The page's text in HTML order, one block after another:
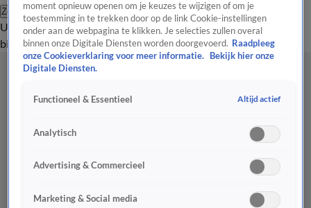
Zoeken
UitzendingenVandaag InsideDe OranjezomerShopUitzending
bijwonen
moment opnieuw openen om je keuzes te wijzigen of om je
toestemming in te trekken door op de link Cookie-instellingen
onder aan de webpagina te klikken. Je selecties zullen overal
binnen onze Digitale Diensten worden doorgevoerd. Raadpleeg
onze Cookieverklaring voor meer informatie.
Bekijk hier onze
Digitale Diensten.
Functioneel & Essentieel Altijd actief
Analytisch
Advertising & Commercieel
Marketing & Social media